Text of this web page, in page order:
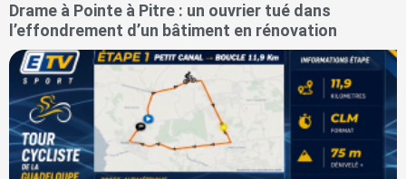
Drame à Pointe à Pitre : un ouvrier tué dans
l’effondrement d’un bâtiment en rénovation